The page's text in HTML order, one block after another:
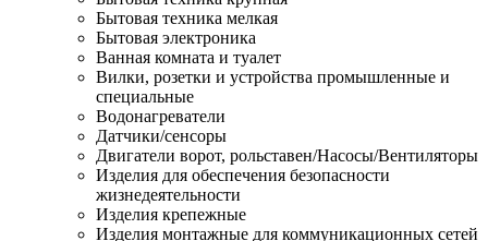
Бытовая техника мелкая
Бытовая электроника
Ванная комната и туалет
Вилки, розетки и устройства промышленные и
специальные
Водонагреватели
Датчики/сенсоры
Двигатели ворот, рольставен/Насосы/Вентиляторы
Изделия для обеспечения безопасности
жизнедеятельности
Изделия крепежные
Изделия монтажные для коммуникационных сетей